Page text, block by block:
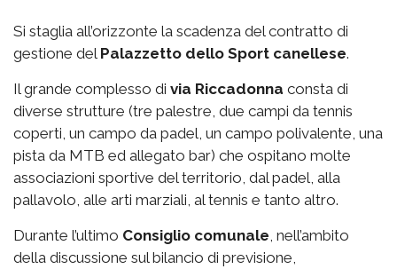
Si staglia all’orizzonte la scadenza del contratto di
gestione del Palazzetto dello Sport canellese.
Il grande complesso di via Riccadonna consta di
diverse strutture (tre palestre, due campi da tennis
coperti, un campo da padel, un campo polivalente, una
pista da MTB ed allegato bar) che ospitano molte
associazioni sportive del territorio, dal padel, alla
pallavolo, alle arti marziali, al tennis e tanto altro.
Durante l’ultimo Consiglio comunale , nell’ambito
della discussione sul bilancio di previsione,